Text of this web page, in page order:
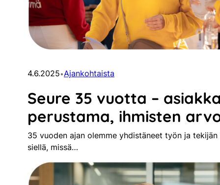
4.6.2025•Ajankohtaista
Seure 35 vuotta –
perustama, ihmisten
35 vuoden ajan olemme yhdistäneet työn ja
siellä, missä…